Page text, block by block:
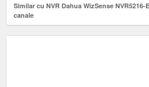
Similar cu NVR Dahua WizSense NVR5216-
canale